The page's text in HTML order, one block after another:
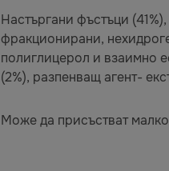
Настъргани фъстъци
фракционирани,
полиглицерол и взаимно
(2%), разпенващ агент-
Може да присъстват